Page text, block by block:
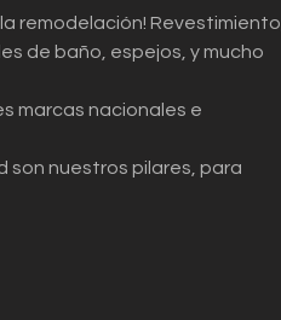
remodelación! Revestimiento,
de baño, espejos, y mucho
marcas nacionales e
son nuestros pilares, para